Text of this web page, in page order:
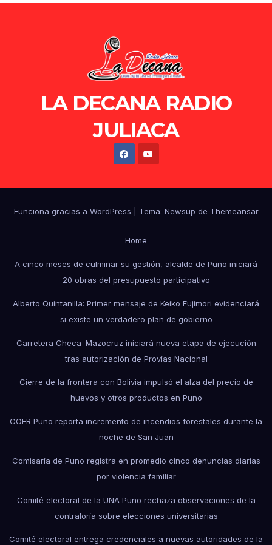
LA DECANA RADIO
JULIACA
Funciona gracias a WordPress Tema: Newsup de Themeansar
Home
A cinco meses de culminar su gestión, alcalde de Puno iniciará
20 obras del presupuesto participativo
Alberto Quintanilla: Primer mensaje de Keiko Fujimori evidenciará
si existe un verdadero plan de gobierno
Carretera Checa–Mazocruz iniciará nueva etapa de ejecución
tras autorización de Provías Nacional
Cierre de la frontera con Bolivia impulsó el alza del precio de
huevos y otros productos en Puno
COER Puno reporta incremento de incendios forestales durante la
noche de San Juan
Comisaría de Puno registra en promedio cinco denuncias diarias
por violencia familiar
Comité electoral de la UNA Puno rechaza observaciones de la
contraloría sobre elecciones universitarias
Comité electoral entrega credenciales a nuevas autoridades de la